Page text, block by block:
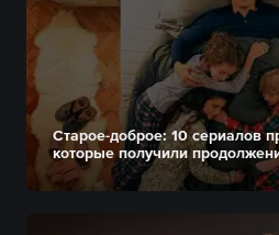
Старое-доброе: 10 сериалов
которые получили